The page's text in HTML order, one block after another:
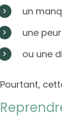
un
une
ou une
Pourtant,